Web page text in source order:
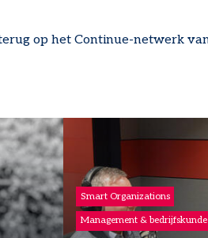
op het Continue-netwerk
Smart Organizations
Management & bedrijfskunde